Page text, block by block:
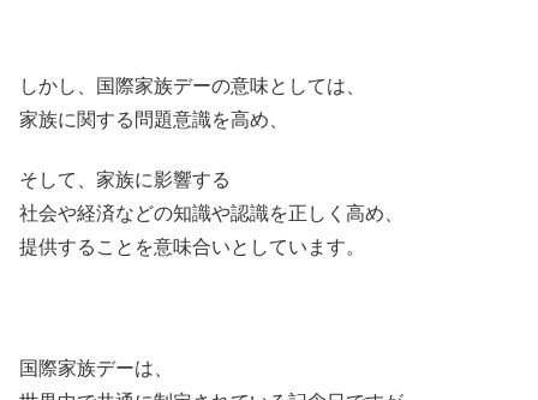
しかし、国際家族デーの意味としては、
家族に関する問題意識を高め、
そして、家族に影響する
社会や経済などの知識や認識を正しく高め、
提供することを意味合いとしています。
国際家族デーは、